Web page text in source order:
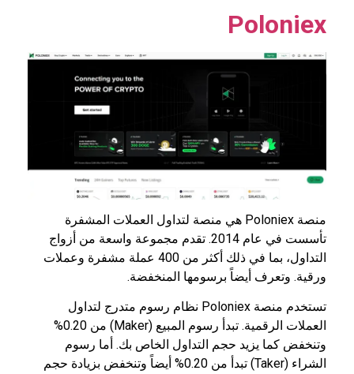
Poloniex
منصة Poloniex هي منصة لتداول العملات المشفرة
تأسست في عام 2014. تقدم مجموعة واسعة من أزواج
التداول، بما في ذلك أكثر من 400 عملة مشفرة وعملات
ورقية. وتعرف أيضاً برسومها المنخفضة.
تستخدم منصة Poloniex نظام رسوم متدرج لتداول
العملات الرقمية. تبدأ رسوم المبيع (Maker) من 0.20%
وتنخفض كما يزيد حجم التداول الخاص بك. أما رسوم
الشراء (Taker) تبدأ من 0.20% أيضاً وتنخفض بزيادة حجم